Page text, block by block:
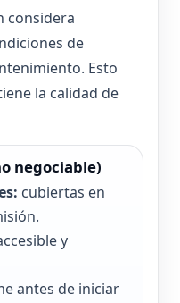
considera
de
Esto
la calidad de
negociable)
cubiertas en
y
antes de iniciar